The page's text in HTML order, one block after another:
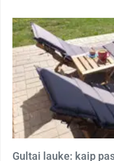
Gultai lauke: kaip